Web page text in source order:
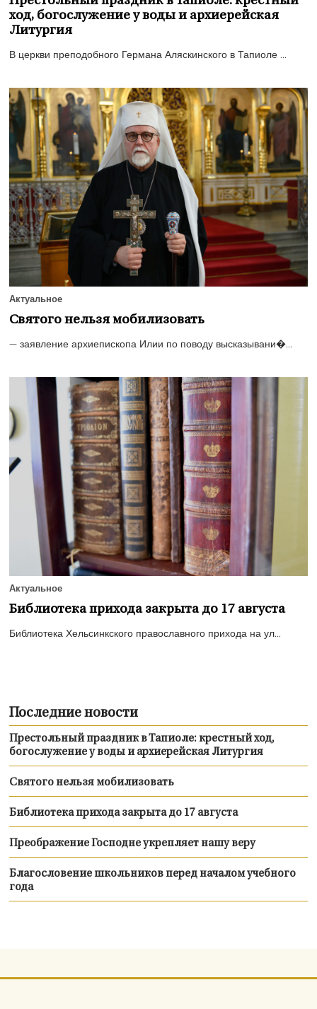
ход, богослужение у воды и архиерейская
Литургия
В церкви преподобного Германа Аляскинского в Тапиоле ...
Актуальное
Святого нельзя мобилизовать
— заявление архиепископа Илии по поводу высказывани�...
Актуальное
Библиотека прихода закрыта до 17 августа
Библиотека Хельсинкского православного прихода на ул...
Последние новости
Престольный праздник в Тапиоле: крестный ход,
богослужение у воды и архиерейская Литургия
Святого нельзя мобилизовать
Библиотека прихода закрыта до 17 августа
Преображение Господне укрепляет нашу веру
Благословение школьников перед началом учебного
года